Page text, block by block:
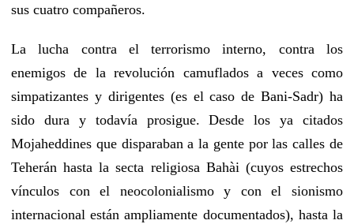
sus cuatro compañeros.
La lucha contra el terrorismo interno, contra los
enemigos de la revolución camuflados a veces como
simpatizantes y dirigentes (es el caso de Bani-Sadr) ha
sido dura y todavía prosigue. Desde los ya citados
Mojaheddines que disparaban a la gente por las calles de
Teherán hasta la secta religiosa Bahài (cuyos estrechos
vínculos con el neocolonialismo y con el sionismo
internacional están ampliamente documentados), hasta la